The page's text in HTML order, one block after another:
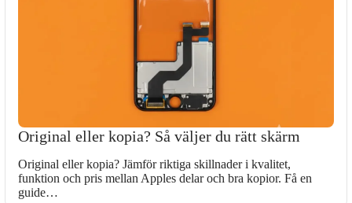
Original eller kopia? Så väljer du rätt skärm
Original eller kopia? Jämför riktiga skillnader i kvalitet,
funktion och pris mellan Apples delar och bra kopior. Få en
guide…